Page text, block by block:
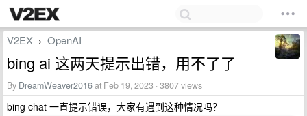
V2EX › OpenAI
bing ai 这两天提示出错，用不了了
By DreamWeaver2016at Feb 19, 2023 · 3807 views
bing chat 一直提示错误，大家有遇到这种情况吗？